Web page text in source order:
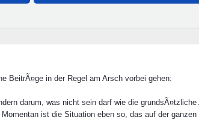
BeitrÃ¤ge in der Regel am Arsch vorbei gehen:
darum, was nicht sein darf wie die
ist die Situation eben so, das auf der